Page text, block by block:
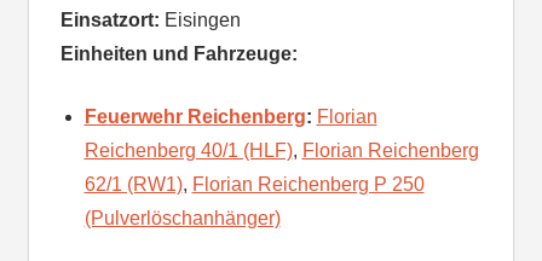
Einsatzort: Eisingen
Einheiten und Fahrzeuge:
Feuerwehr Reichenberg: Florian
Reichenberg 40/1 (HLF), Florian Reichenberg
62/1 (RW1), Florian Reichenberg P 250
(Pulverlöschanhänger)